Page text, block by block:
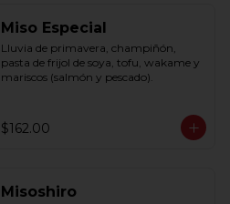
Miso Especial
Lluvia de primavera, champiñón,
pasta de frijol de soya, tofu, wakame y
mariscos (salmón y pescado).
$162.00
Misoshiro